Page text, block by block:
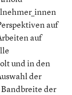
auf
auf
und in den
der
der